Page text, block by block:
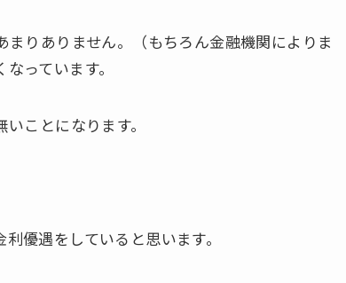
りありません。（もちろん金融機関によりま
っています。
ことになります。
優遇をしていると思います。